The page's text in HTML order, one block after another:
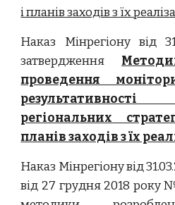
і планів заходів з їх
Наказ Мінрегіону від
затвердження
проведення
регіональних
планів заходів з їх
Наказ Мінрегіону від
від 27 грудня 2018